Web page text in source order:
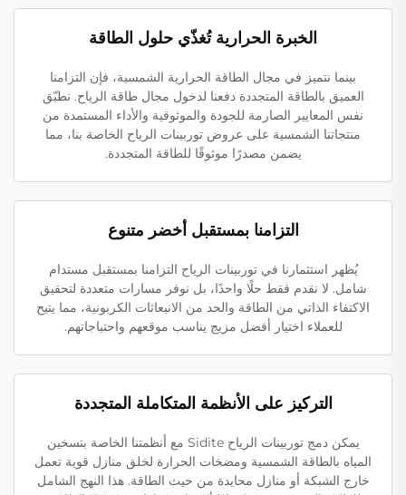
الخبرة الحرارية تُغذّي حلول الطاقة
بينما نتميز في مجال الطاقة الحرارية الشمسية، فإن التزامنا
العميق بالطاقة المتجددة دفعنا لدخول مجال طاقة الرياح. نطبّق
نفس المعايير الصارمة للجودة والموثوقية والأداء المستمدة من
منتجاتنا الشمسية على عروض توربينات الرياح الخاصة بنا، مما
يضمن مصدرًا موثوقًا للطاقة المتجددة.
التزامنا بمستقبل أخضر متنوع
يُظهر استثمارنا في توربينات الرياح التزامنا بمستقبل مستدام
شامل. لا نقدم فقط حلًا واحدًا، بل نوفر مسارات متعددة لتحقيق
الاكتفاء الذاتي من الطاقة والحد من الانبعاثات الكربونية، مما يتيح
للعملاء اختيار أفضل مزيج يناسب موقعهم واحتياجاتهم.
التركيز على الأنظمة المتكاملة المتجددة
يمكن دمج توربينات الرياح Sidite مع أنظمتنا الخاصة بتسخين
المياه بالطاقة الشمسية ومضخات الحرارة لخلق منازل قوية تعمل
خارج الشبكة أو منازل محايدة من حيث الطاقة. هذا النهج الشامل